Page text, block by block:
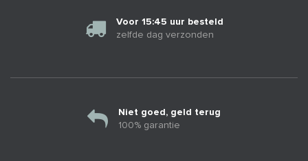
Voor 15:45 uur besteld
zelfde dag verzonden
Niet goed, geld terug
100% garantie